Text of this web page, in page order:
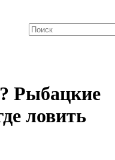
Рыбацкие
ловить